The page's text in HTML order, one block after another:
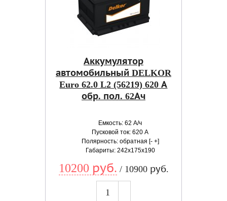
Аккумулятор
автомобильный DELKOR
Euro 62.0 L2 (56219) 620 А
обр. пол. 62Ач
Емкость: 62 А/ч
Пусковой ток: 620 А
Полярность: обратная [- +]
Габариты: 242x175x190
10200 руб. / 10900 руб.